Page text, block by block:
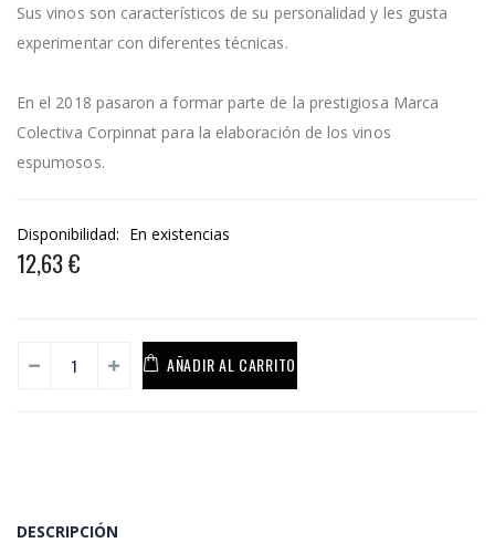
Sus vinos son característicos de su personalidad y les gusta
experimentar con diferentes técnicas.
En el 2018 pasaron a formar parte de la prestigiosa Marca
Colectiva Corpinnat para la elaboración de los vinos
espumosos.
Disponibilidad: En existencias
12,63 €
AÑADIR AL CARRITO
DESCRIPCIÓN